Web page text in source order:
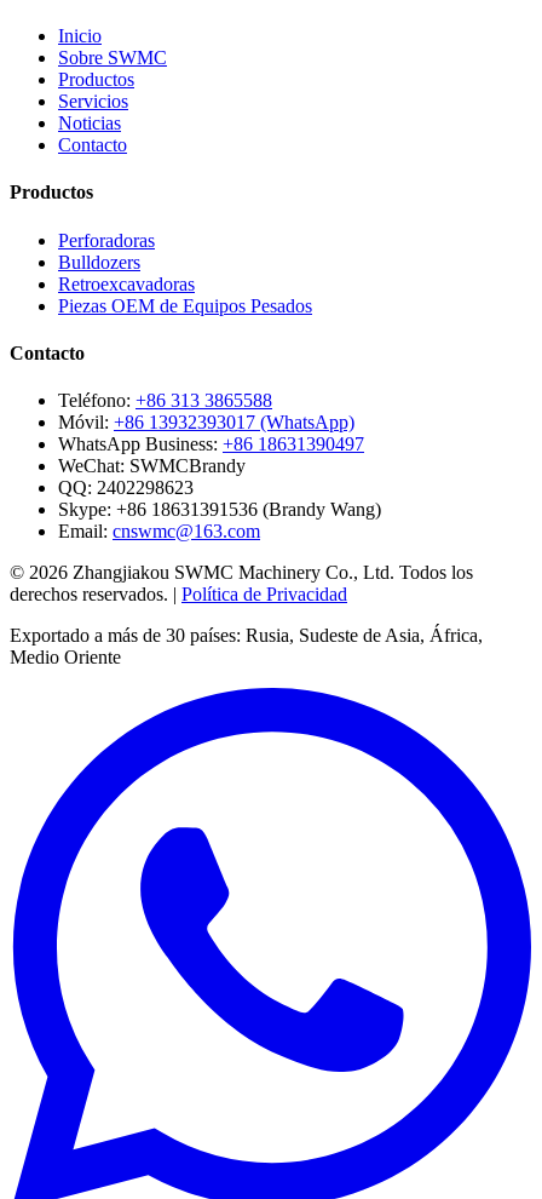
Inicio
Sobre SWMC
Productos
Servicios
Noticias
Contacto
Productos
Perforadoras
Bulldozers
Retroexcavadoras
Piezas OEM de Equipos Pesados
Contacto
Teléfono: +86 313 3865588
Móvil: +86 13932393017 (WhatsApp)
WhatsApp Business: +86 18631390497
WeChat: SWMCBrandy
QQ: 2402298623
Skype: +86 18631391536 (Brandy Wang)
Email: cnswmc@163.com
© 2026 Zhangjiakou SWMC Machinery Co., Ltd. Todos los
derechos reservados. | Política de Privacidad
Exportado a más de 30 países: Rusia, Sudeste de Asia, África,
Medio Oriente